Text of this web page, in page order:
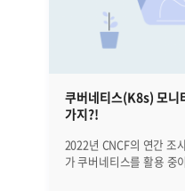
쿠버네티스(K8s) 모니
가지?!
2022년 CNCF의 연간 조
가 쿠버네티스를 활용 중